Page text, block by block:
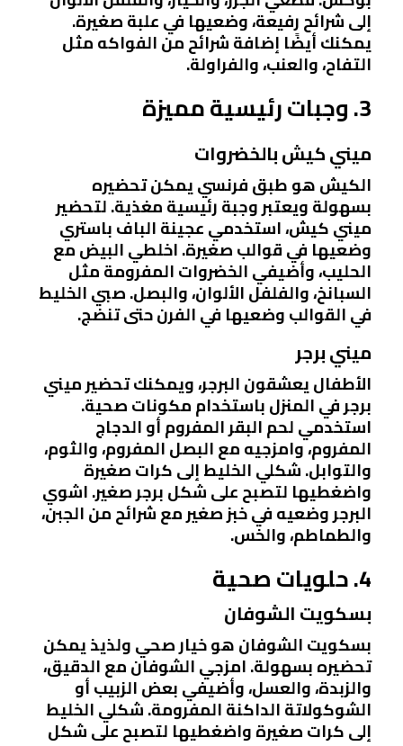
إلى شرائح رفيعة، وضعيها في علبة صغيرة.
يمكنك أيضًا إضافة شرائح من الفواكه مثل
التفاح، والعنب، والفراولة.
3. وجبات رئيسية مميزة
ميني كيش بالخضروات
الكيش هو طبق فرنسي يمكن تحضيره
بسهولة ويعتبر وجبة رئيسية مغذية. لتحضير
ميني كيش، استخدمي عجينة الباف باستري
وضعيها في قوالب صغيرة. اخلطي البيض مع
الحليب، وأضيفي الخضروات المفرومة مثل
السبانخ، والفلفل الألوان، والبصل. صبي الخليط
في القوالب وضعيها في الفرن حتى تنضج.
ميني برجر
الأطفال يعشقون البرجر، ويمكنك تحضير ميني
برجر في المنزل باستخدام مكونات صحية.
استخدمي لحم البقر المفروم أو الدجاج
المفروم، وامزجيه مع البصل المفروم، والثوم،
والتوابل. شكلي الخليط إلى كرات صغيرة
واضغطيها لتصبح على شكل برجر صغير. اشوي
البرجر وضعيه في خبز صغير مع شرائح من الجبن،
والطماطم، والخس.
4. حلويات صحية
بسكويت الشوفان
بسكويت الشوفان هو خيار صحي ولذيذ يمكن
تحضيره بسهولة. امزجي الشوفان مع الدقيق،
والزبدة، والعسل، وأضيفي بعض الزبيب أو
الشوكولاتة الداكنة المفرومة. شكلي الخليط
إلى كرات صغيرة واضغطيها لتصبح على شكل